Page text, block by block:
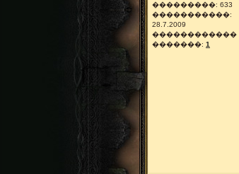
���������: 633
�����������:
28.7.2009
������������
�������: 1